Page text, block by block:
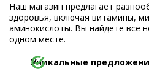
Наш магазин предлагает
здоровья, включая витамины,
аминокислоты. Вы найдете все
одном месте.
Уникальные